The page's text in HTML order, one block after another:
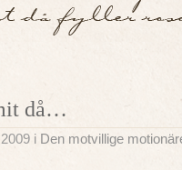
då…
i Den motvillige